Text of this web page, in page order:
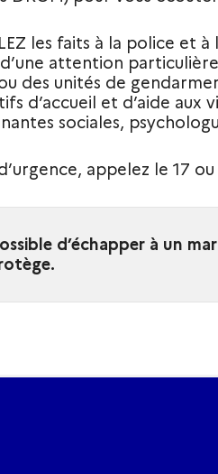
les faits à la police et
attention
des unités de
d’accueil et d’aide aux
sociales,
appelez le 17
d’échapper à un